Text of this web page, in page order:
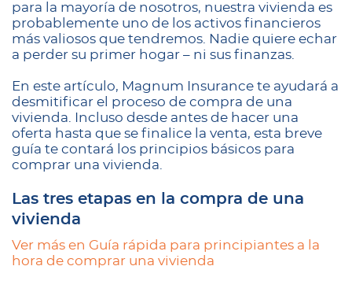
para la mayoría de nosotros, nuestra vivienda es
probablemente uno de los activos financieros
más valiosos que tendremos. Nadie quiere echar
a perder su primer hogar – ni sus finanzas.
En este artículo, Magnum Insurance te ayudará a
desmitificar el proceso de compra de una
vivienda. Incluso desde antes de hacer una
oferta hasta que se finalice la venta, esta breve
guía te contará los principios básicos para
comprar una vivienda.
Las tres etapas en la compra de una
vivienda
Ver más en Guía rápida para principiantes a la
hora de comprar una vivienda